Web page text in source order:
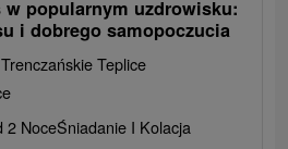
w popularnym uzdrowisku:
i dobrego samopoczucia
Trenczańskie Teplice
2 NoceŚniadanie I Kolacja